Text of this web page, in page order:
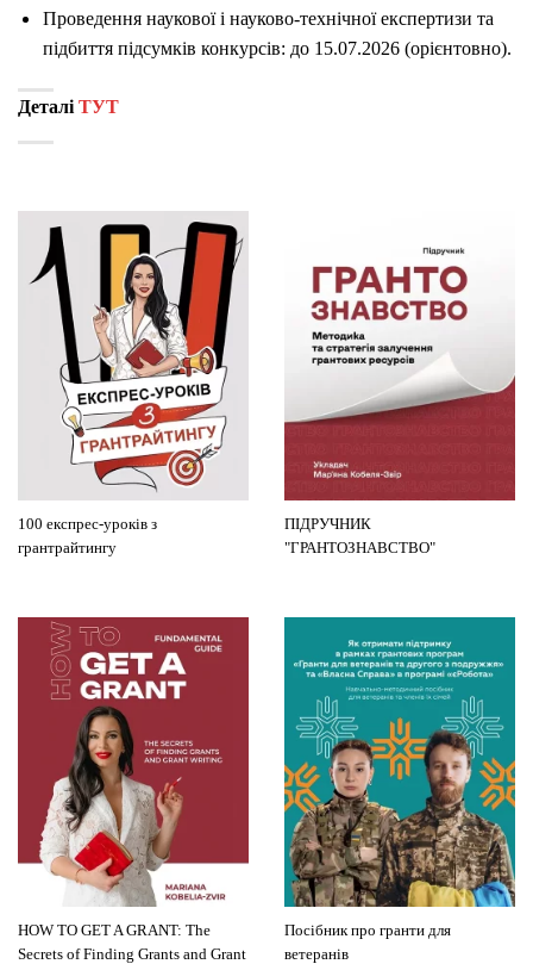
Проведення наукової і науково-технічної експертизи та
підбиття підсумків конкурсів: до 15.07.2026 (орієнтовно).
Деталі ТУТ
100 експрес-уроків з
грантрайтингу
ПІДРУЧНИК
"ГРАНТОЗНАВСТВО"
HOW TO GET A GRANT: The
Secrets of Finding Grants and Grant
Посібник про гранти для
ветеранів